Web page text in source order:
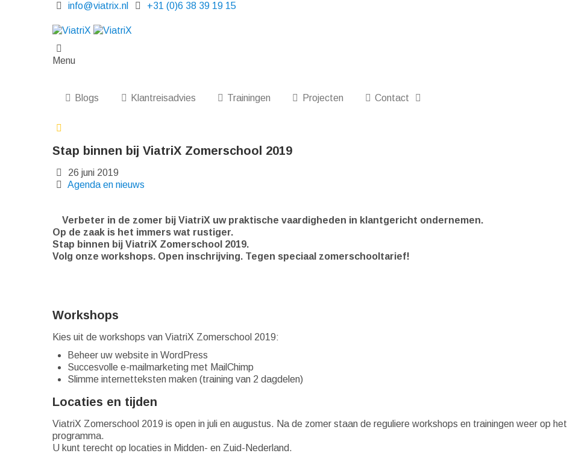
info@viatrix.nl +31 (0)6 38 39 19 15
Menu
Blogs Klantreisadvies Trainingen Projecten Contact
Stap binnen bij ViatriX Zomerschool 2019
26 juni 2019
Agenda en nieuws
Verbeter in de zomer bij ViatriX uw praktische vaardigheden in klantgericht ondernemen.
Op de zaak is het immers wat rustiger.
Stap binnen bij ViatriX Zomerschool 2019.
Volg onze workshops. Open inschrijving. Tegen speciaal zomerschooltarief!
Workshops
Kies uit de workshops van ViatriX Zomerschool 2019:
Beheer uw website in WordPress
Succesvolle e-mailmarketing met MailChimp
Slimme internetteksten maken (training van 2 dagdelen)
Locaties en tijden
ViatriX Zomerschool 2019 is open in juli en augustus. Na de zomer staan de reguliere workshops en trainingen weer op het
programma.
U kunt terecht op locaties in Midden- en Zuid-Nederland.